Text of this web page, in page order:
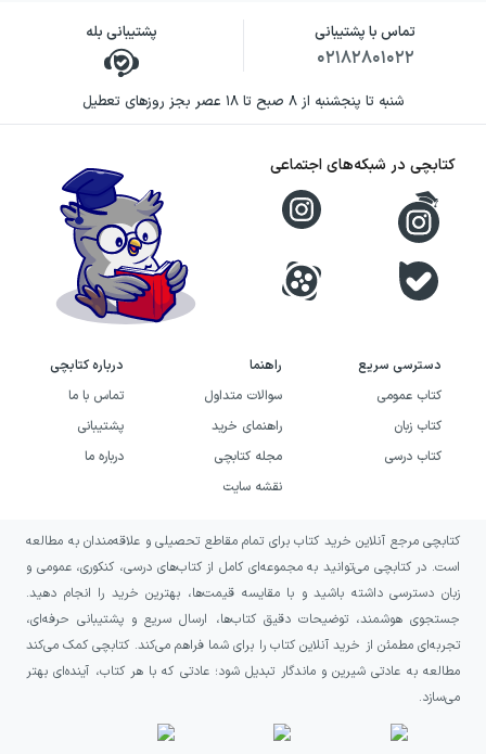
تماس با پشتیبانی
۰۲۱۸۲۸۰۱۰۲۲
پشتیبانی بله
شنبه تا پنجشنبه از ۸ صبح تا ۱۸ عصر بجز روزهای تعطیل
دسترسی سریع
کتاب عمومی
کتاب زبان
کتاب درسی
راهنما
سوالات متداول
راهنمای خرید
مجله کتابچی
نقشه سایت
درباره کتابچی
تماس با ما
پشتیبانی
درباره ما
کتابچی در شبکه‌های اجتماعی
کتابچی مرجع آنلاین خرید کتاب برای تمام مقاطع تحصیلی و علاقه‌مندان به مطالعه
است. در کتابچی می‌توانید به مجموعه‌ای کامل از کتاب‌های درسی، کنکوری، عمومی و
زبان دسترسی داشته باشید و با مقایسه قیمت‌ها، بهترین خرید را انجام دهید.
جستجوی هوشمند، توضیحات دقیق کتاب‌ها، ارسال سریع و پشتیبانی حرفه‌ای،
تجربه‌ای مطمئن از خرید آنلاین کتاب را برای شما فراهم می‌کند. کتابچی کمک می‌کند
مطالعه به عادتی شیرین و ماندگار تبدیل شود؛ عادتی که با هر کتاب، آینده‌ای بهتر
می‌سازد.